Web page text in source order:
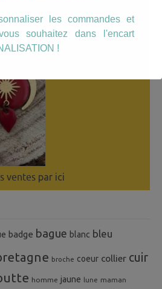
ventes par ici
badge bague blanc bleu
broche coeur collier cuir
homme jaune lune maman
les commandes et
souhaitez dans l'encart
!